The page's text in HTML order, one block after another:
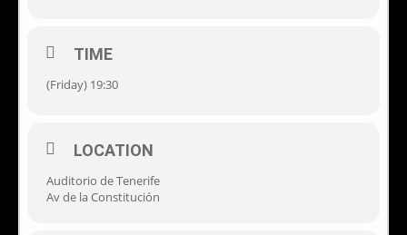
TIME
(Friday) 19:30
LOCATION
Auditorio de Tenerife
Av de la Constitución